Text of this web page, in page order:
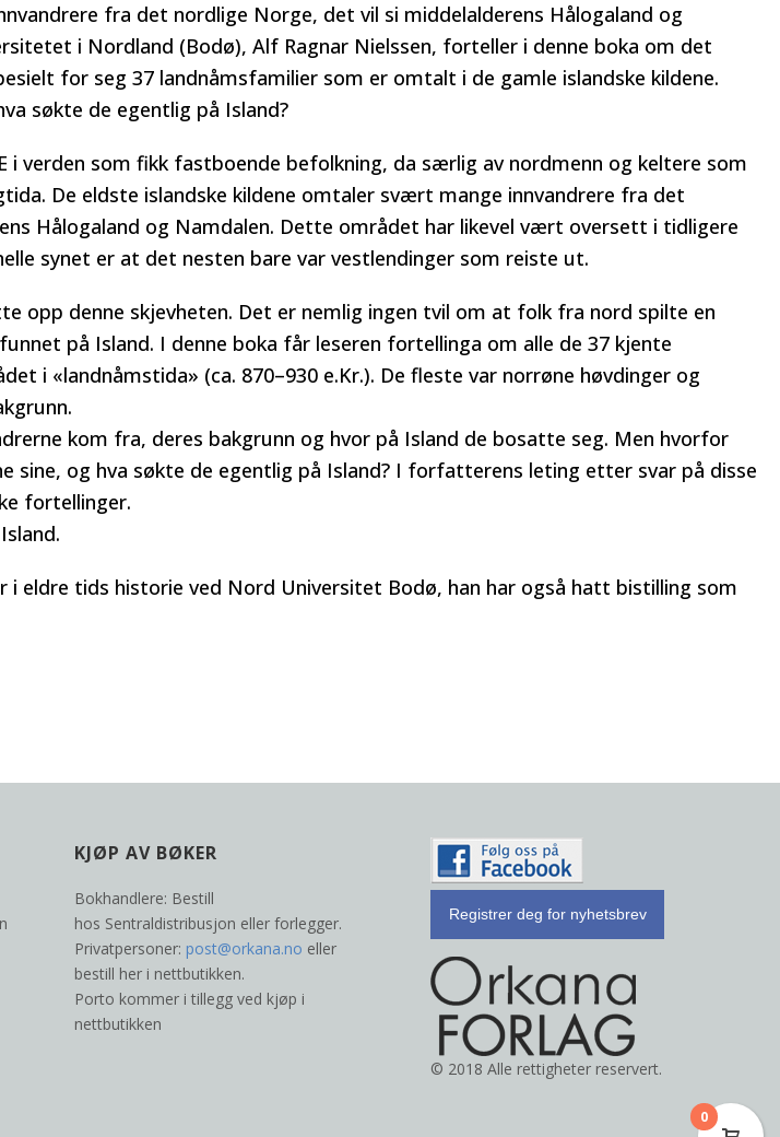
fra det nordlige Norge, det vil si middelalderens Hålogaland og
i Nordland (Bodø), Alf Ragnar Nielssen, forteller i denne boka om det
for seg 37 landnåmsfamilier som er omtalt i de gamle islandske kildene.
søkte de egentlig på Island?
i verden som fikk fastboende befolkning, da særlig av nordmenn og keltere som
De eldste islandske kildene omtaler svært mange innvandrere fra det
Hålogaland og Namdalen. Dette området har likevel vært oversett i tidligere
synet er at det nesten bare var vestlendinger som reiste ut.
opp denne skjevheten. Det er nemlig ingen tvil om at folk fra nord spilte en
på Island. I denne boka får leseren fortellinga om alle de 37 kjente
i «landnåmstida» (ca. 870–930 e.Kr.). De fleste var norrøne høvdinger og
kom fra, deres bakgrunn og hvor på Island de bosatte seg. Men hvorfor
sine, og hva søkte de egentlig på Island? I forfatterens leting etter svar på disse
fortellinger.
i eldre tids historie ved Nord Universitet Bodø, han har også hatt bistilling som
KJØP AV BØKER
Bokhandlere: Bestill
hos Sentraldistribusjon eller forlegger.
Privatpersoner: post@orkana.no eller
bestill her i nettbutikken.
Porto kommer i tillegg ved kjøp i
nettbutikken
Registrer deg for nyhetsbrev
© 2018 Alle rettigheter reservert.
0